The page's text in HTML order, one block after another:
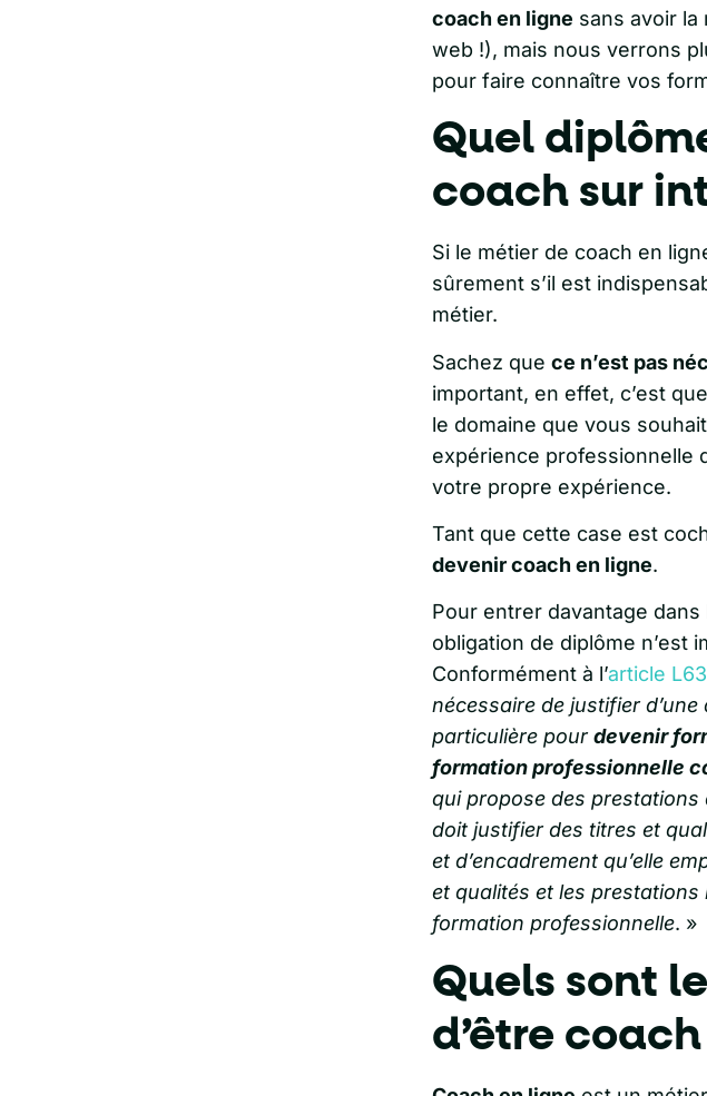
coach en ligne sans avoir
web !), mais nous verrons
pour faire connaître vos
Quel
coach sur
Si le métier de coach en
sûrement s’il est
métier.
Sachez que ce n’est pas
important, en effet, c’est
le domaine que vous
expérience professionnelle
votre propre expérience.
Tant que cette case est
devenir coach en ligne.
Pour entrer davantage
obligation de diplôme n’est
Conformément à l’article
nécessaire de justifier
particulière pourdevenir
formation professionnelle
qui propose des
doit justifier des titres et
et d’encadrement qu’elle
et qualités et les
formation professionnelle. »
Quels sont
d’être